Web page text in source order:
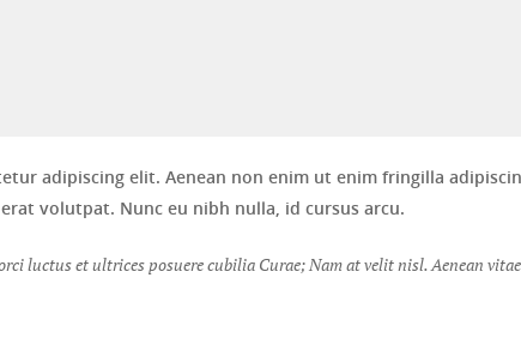
adipiscing elit. Aenean non enim ut enim fringilla
volutpat. Nunc eu nibh nulla, id cursus arcu.
luctus et ultrices posuere cubilia Curae; Nam at velit nisl. Aenean